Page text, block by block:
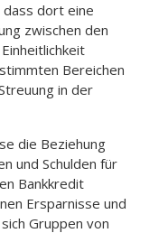
dort eine
zwischen den
Bereichen
in der
die Beziehung
und Schulden für
Bankkredit
Ersparnisse und
Gruppen von